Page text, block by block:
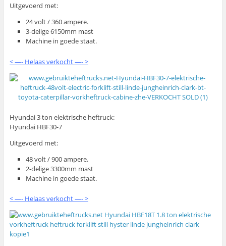
Uitgevoerd met:
24 volt / 360 ampere.
3-delige 6150mm mast
Machine in goede staat.
< —- Helaas verkocht —- >
Hyundai 3 ton elektrische heftruck:
Hyundai HBF30-7
Uitgevoerd met:
48 volt / 900 ampere.
2-delige 3300mm mast
Machine in goede staat.
< —- Helaas verkocht —- >